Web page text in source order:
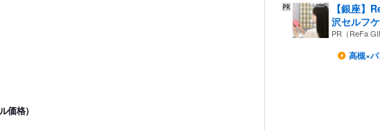
格）
【銀座】
沢セルフ
PR（ReFa
高槻×